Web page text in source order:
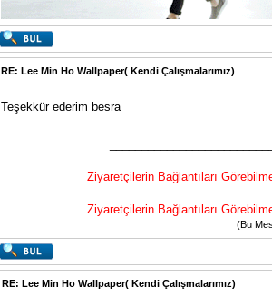
RE: Lee Min Ho Wallpaper( Kendi Çalışmalarımız)
Teşekkür ederim besra
Ziyaretçilerin Bağlantıları
Ziyaretçilerin Bağlantıları
(Bu
RE: Lee Min Ho Wallpaper( Kendi Çalışmalarımız)